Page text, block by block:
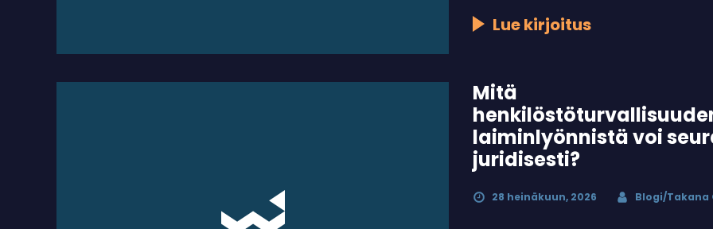
Lue kirjoitus
Mitä
laiminlyönnistä voi
juridisesti?
28 heinäkuun, 2026 Blogi/Takana